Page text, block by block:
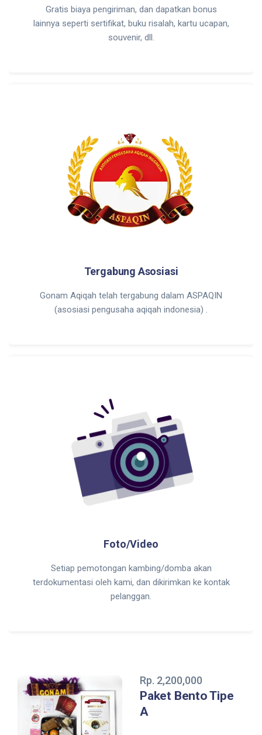
Gratis biaya pengiriman, dan dapatkan bonus
lainnya seperti sertifikat, buku risalah, kartu ucapan,
souvenir, dll.
Tergabung Asosiasi
Gonam Aqiqah telah tergabung dalam ASPAQIN
(asosiasi pengusaha aqiqah indonesia) .
Foto/Video
Setiap pemotongan kambing/domba akan
terdokumentasi oleh kami, dan dikirimkan ke kontak
pelanggan.
Rp. 2,200,000
Paket Bento Tipe
A